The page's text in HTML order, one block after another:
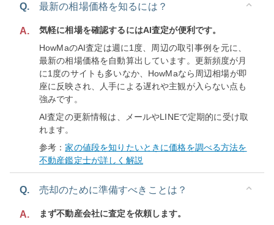
Q. 最新の相場価格を知るには？
A.
気軽に相場を確認するにはAI査定が便利です。
HowMaのAI査定は週に1度、周辺の取引事例を元に、
最新の相場価格を自動算出しています。更新頻度が月
に1度のサイトも多いなか、HowMaなら周辺相場が即
座に反映され、人手による遅れや主観が入らない点も
強みです。
AI査定の更新情報は、メールやLINEで定期的に受け取
れます。
参考：家の値段を知りたいときに価格を調べる方法を
不動産鑑定士が詳しく解説
Q. 売却のために準備すべきことは？
A.
まず不動産会社に査定を依頼します。